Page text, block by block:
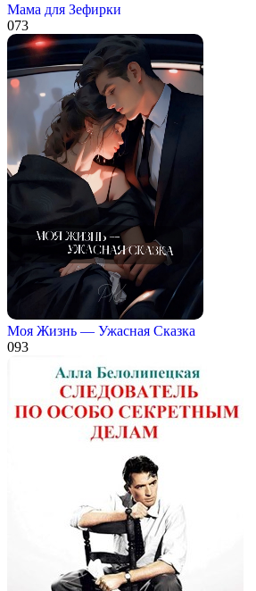
Мама для Зефирки
073
Моя Жизнь — Ужасная Сказка
093